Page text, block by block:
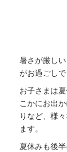
暑さが厳し
がお過ごし
お子さまは
こかにお出
りなど、様
ます。
夏休みも後